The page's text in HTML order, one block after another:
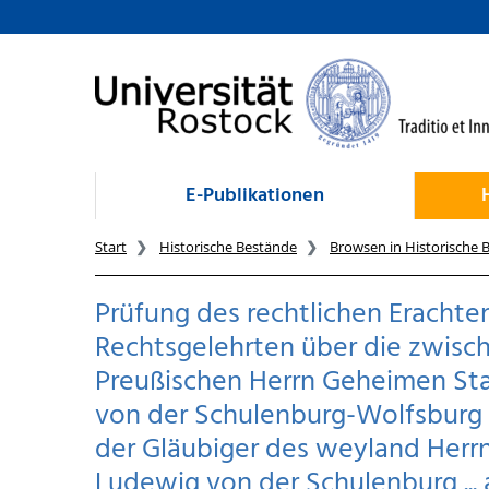
zum Inhalt
E-Publikationen
Start Historische Bestände Browsen in Historische
Prüfung des rechtlichen
Rechtsgelehrten über die
Preußischen Herrn Geheimen
von der Schulenburg-
der Gläubiger des weyland